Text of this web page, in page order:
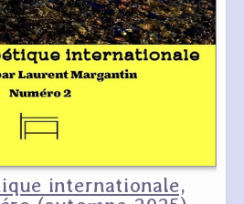
internationale,